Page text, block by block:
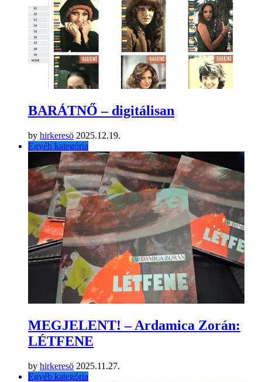
BARÁTNŐ – digitálisan
by hirkeresö 2025.12.19.
Egyéb kategória
MEGJELENT! – Ardamica Zorán:
LÉTFENE
by hirkeresö 2025.11.27.
Egyéb kategória